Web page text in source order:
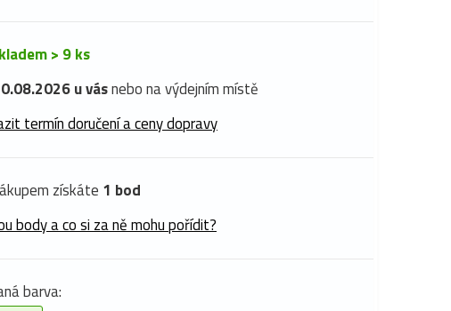
> 9 ks
u vásnebo na výdejním místě
termín doručení a ceny dopravy
získáte 1 bod
body a co si za ně mohu pořídit?
barva: